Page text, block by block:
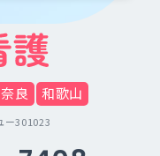
奈良 和歌山
ー301023